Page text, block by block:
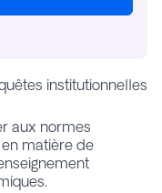
institutionnelles
aux normes
matière de